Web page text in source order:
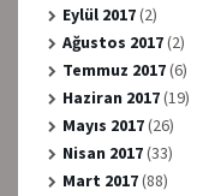
Eylül 2017(2)
Ağustos 2017(2)
Temmuz 2017(6)
Haziran 2017(19)
Mayıs 2017(26)
Nisan 2017(33)
Mart 2017(88)